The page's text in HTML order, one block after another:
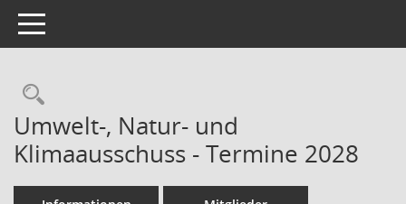
Toggle navigation
Rechercheauswahl
Umwelt-, Natur- und
Klimaausschuss - Termine 2028